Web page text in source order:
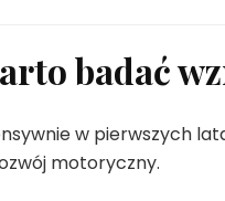
badać
w pierwszych
motoryczny.